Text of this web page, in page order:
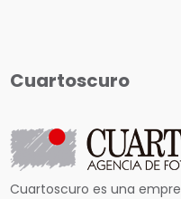
Cuartoscuro
Cuartoscuro es una